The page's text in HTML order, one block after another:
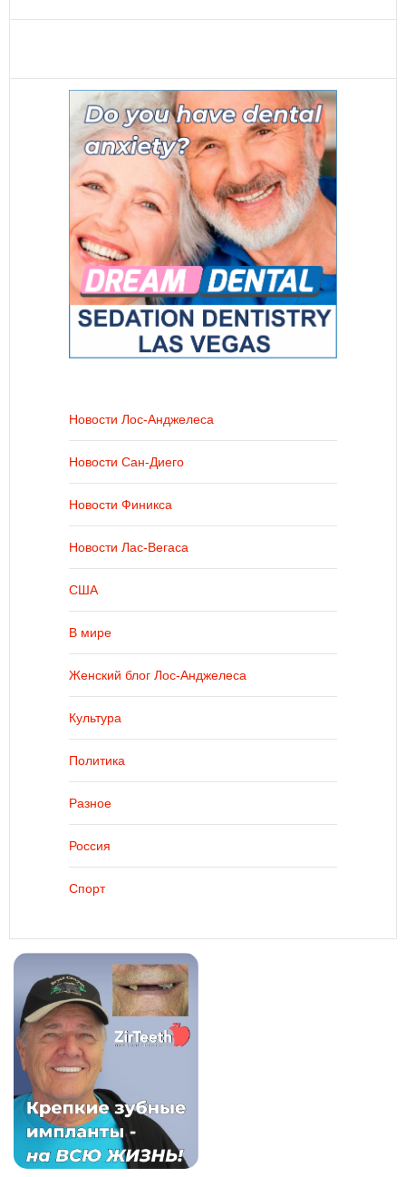
Новости Лос-Анджелеса
Новости Сан-Диего
Новости Финикса
Новости Лас-Вегаса
США
В мире
Женский блог Лос-Анджелеса
Культура
Политика
Разное
Россия
Спорт